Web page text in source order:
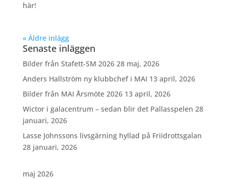
här!
« Äldre inlägg
Senaste inläggen
Bilder från Stafett-SM 2026 28 maj, 2026
Anders Hallström ny klubbchef i MAI 13 april, 2026
Bilder från MAI Årsmöte 2026 13 april, 2026
Wictor i galacentrum – sedan blir det Pallasspelen 28
januari, 2026
Lasse Johnssons livsgärning hyllad på Friidrottsgalan
28 januari, 2026
maj 2026